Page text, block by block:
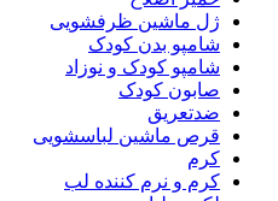
ژل ماشین ظرفشویی
شامپو بدن کودک
شامپو کودک و نوزاد
صابون کودک
ضدتعریق
قرص ماشین لباسشویی
کرم
کرم و نرم کننده لب